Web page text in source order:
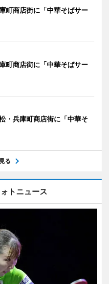
町商店街に「中華そばサー
町商店街に「中華そばサー
・兵庫町商店街に「中華そ
る
トニュース